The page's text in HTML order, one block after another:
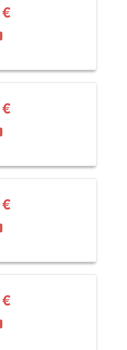
€
€
€
€